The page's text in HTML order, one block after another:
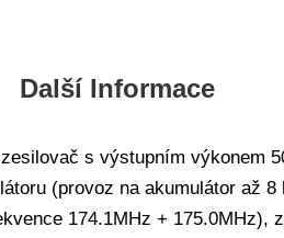
Další Informace
s výstupním výkonem
(provoz na akumulátor až 8
174.1MHz + 175.0MHz),